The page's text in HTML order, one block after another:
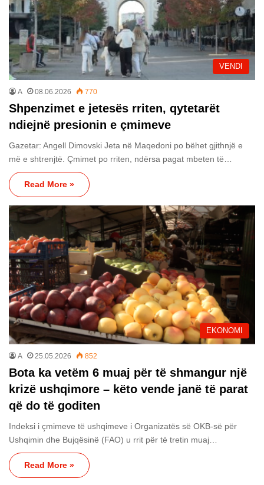
VENDI
A 08.06.2026 770
Shpenzimet e jetesës rriten, qytetarët
ndiejnë presionin e çmimeve
Gazetar: Angell Dimovski Jeta në Maqedoni po bëhet gjithnjë e
më e shtrenjtë. Çmimet po rriten, ndërsa pagat mbeten të…
Read More »
EKONOMI
A 25.05.2026 852
Bota ka vetëm 6 muaj për të shmangur një
krizë ushqimore – këto vende janë të parat
që do të goditen
Indeksi i çmimeve të ushqimeve i Organizatës së OKB-së për
Ushqimin dhe Bujqësinë (FAO) u rrit për të tretin muaj…
Read More »